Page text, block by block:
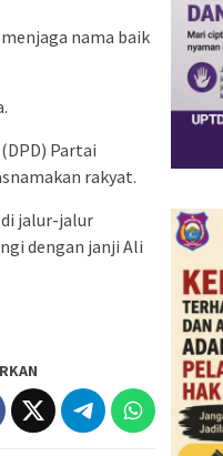
nama baik
Partai
rakyat.
di jalur-jalur
dengan janji Ali